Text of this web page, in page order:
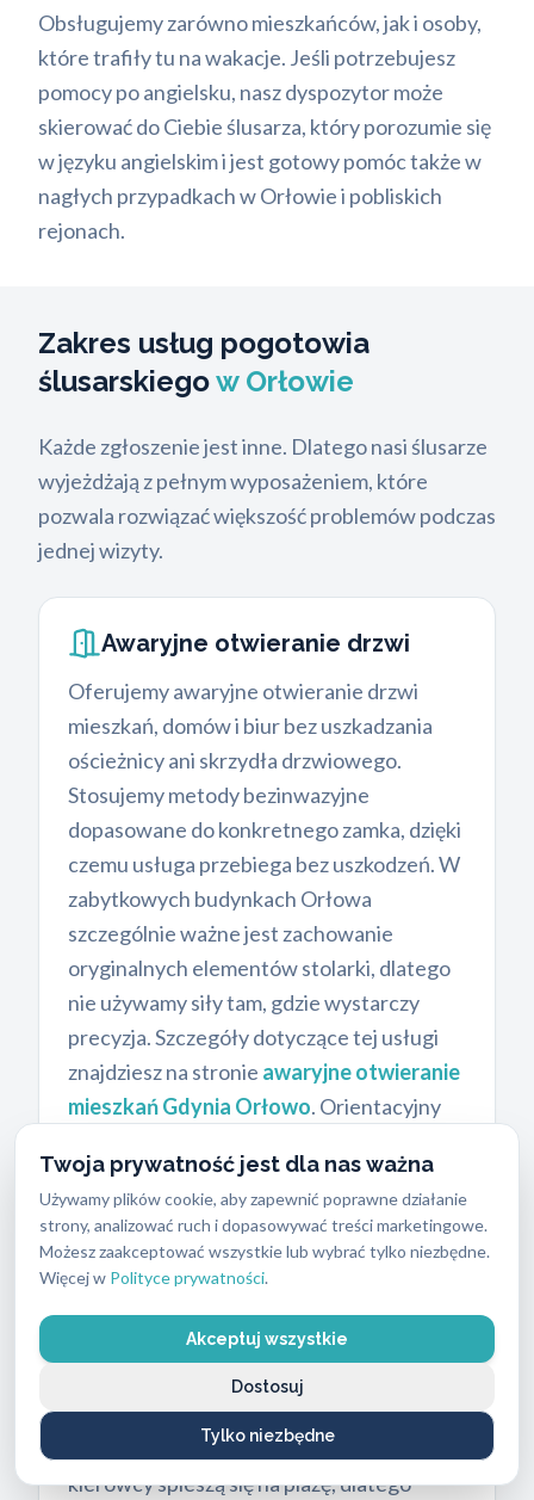
Twoja prywatność jest dla nas ważna
Używamy plików cookie, aby zapewnić poprawne działanie
strony, analizować ruch i dopasowywać treści marketingowe.
Możesz zaakceptować wszystkie lub wybrać tylko niezbędne.
Więcej w Polityce prywatności.
Akceptuj wszystkie
Tylko niezbędne
Dostosuj
Obsługujemy zarówno mieszkańców, jak i osoby,
które trafiły tu na wakacje. Jeśli potrzebujesz
pomocy po angielsku, nasz dyspozytor może
skierować do Ciebie ślusarza, który porozumie się
w języku angielskim i jest gotowy pomóc także w
nagłych przypadkach w Orłowie i pobliskich
rejonach.
Zakres usług pogotowia
ślusarskiegow Orłowie
Każde zgłoszenie jest inne. Dlatego nasi ślusarze
wyjeżdżają z pełnym wyposażeniem, które
pozwala rozwiązać większość problemów podczas
jednej wizyty.
Awaryjne otwieranie drzwi
Oferujemy awaryjne otwieranie drzwi
mieszkań, domów i biur bez uszkadzania
ościeżnicy ani skrzydła drzwiowego.
Stosujemy metody bezinwazyjne
dopasowane do konkretnego zamka, dzięki
czemu usługa przebiega bez uszkodzeń. W
zabytkowych budynkach Orłowa
szczególnie ważne jest zachowanie
oryginalnych elementów stolarki, dlatego
nie używamy siły tam, gdzie wystarczy
precyzja. Szczegóły dotyczące tej usługi
znajdziesz na stronie awaryjne otwieranie
mieszkań Gdynia Orłowo. Orientacyjny
standardowych godzinach wynosi od 200
do 250 zł.
Awaryjne otwieranie
samochodów
Zatrzaśnięte klucze w aucie to częsty
problem, szczególnie w sezonie letnim, gdy
kierowcy spieszą się na plażę, dlatego